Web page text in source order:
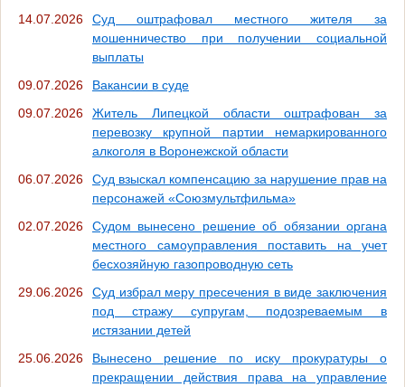
14.07.2026
Суд оштрафовал местного жителя за
мошенничество при получении социальной
выплаты
09.07.2026
Вакансии в суде
09.07.2026
Житель Липецкой области оштрафован за
перевозку крупной партии немаркированного
алкоголя в Воронежской области
06.07.2026
Суд взыскал компенсацию за нарушение прав на
персонажей «Союзмультфильма»
02.07.2026
Судом вынесено решение об обязании органа
местного самоуправления поставить на учет
бесхозяйную газопроводную сеть
29.06.2026
Суд избрал меру пресечения в виде заключения
под стражу супругам, подозреваемым в
истязании детей
25.06.2026
Вынесено решение по иску прокуратуры о
прекращении действия права на управление